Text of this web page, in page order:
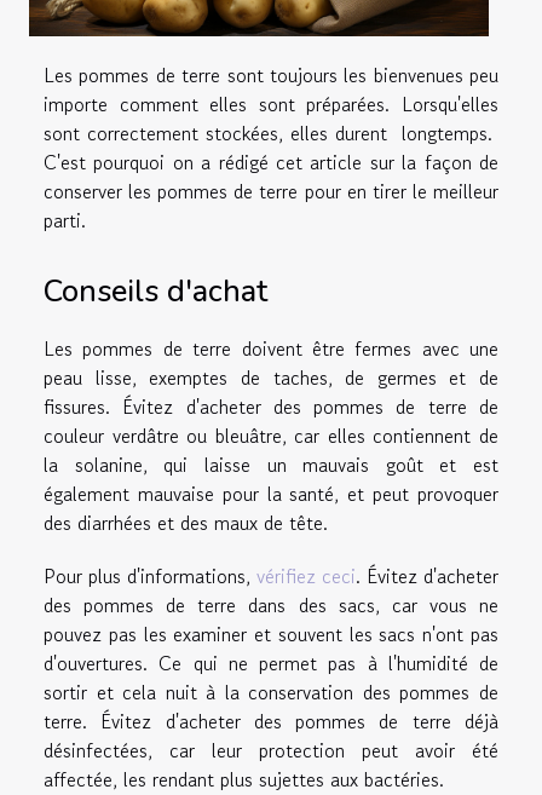
Les pommes de terre sont toujours les bienvenues peu
importe comment elles sont préparées. Lorsqu'elles
sont correctement stockées, elles durent longtemps.
C'est pourquoi on a rédigé cet article sur la façon de
conserver les pommes de terre pour en tirer le meilleur
parti.
Conseils d'achat
Les pommes de terre doivent être fermes avec une
peau lisse, exemptes de taches, de germes et de
fissures. Évitez d'acheter des pommes de terre de
couleur verdâtre ou bleuâtre, car elles contiennent de
la solanine, qui laisse un mauvais goût et est
également mauvaise pour la santé, et peut provoquer
des diarrhées et des maux de tête.
Pour plus d'informations, vérifiez ceci. Évitez d'acheter
des pommes de terre dans des sacs, car vous ne
pouvez pas les examiner et souvent les sacs n'ont pas
d'ouvertures. Ce qui ne permet pas à l'humidité de
sortir et cela nuit à la conservation des pommes de
terre. Évitez d'acheter des pommes de terre déjà
désinfectées, car leur protection peut avoir été
affectée, les rendant plus sujettes aux bactéries.